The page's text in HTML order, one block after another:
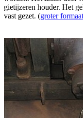
gietijzeren houder. Het
vast gezet. (groter formaat